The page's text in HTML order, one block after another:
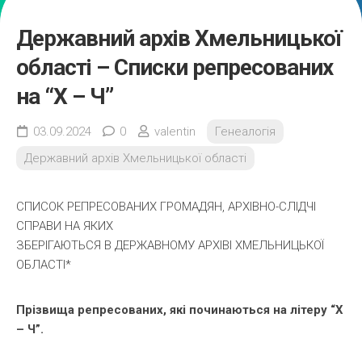
Державний архів Хмельницької
області – Списки репресованих
на “Х – Ч”
03.09.2024 0 valentin
Генеалогія
Державний архів Хмельницької області
СПИСОК РЕПРЕСОВАНИХ ГРОМАДЯН, АРХІВНО-СЛІДЧІ
СПРАВИ НА ЯКИХ
ЗБЕРІГАЮТЬСЯ В ДЕРЖАВНОМУ АРХІВІ ХМЕЛЬНИЦЬКОЇ
ОБЛАСТІ*
Прізвища репресованих, які починаються на літеру “Х
– Ч”.